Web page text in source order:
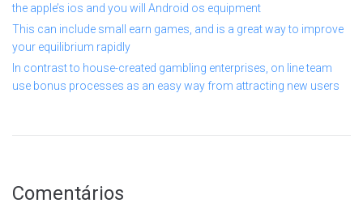
the apple’s ios and you will Android os equipment
This can include small earn games, and is a great way to improve
your equilibrium rapidly
In contrast to house-created gambling enterprises, on line team
use bonus processes as an easy way from attracting new users
Comentários